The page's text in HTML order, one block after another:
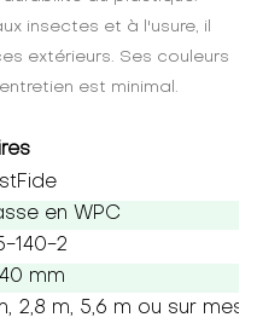
insectes et à l'usure, il
extérieurs. Ses couleurs
est minimal.
en WPC
140-2
mm
2,8 m, 5,6 m ou sur